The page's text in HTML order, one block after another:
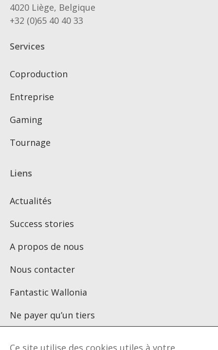
4020 Liège, Belgique
+32 (0)65 40 40 33
Services
Coproduction
Entreprise
Gaming
Tournage
Liens
Actualités
Success stories
A propos de nous
Nous contacter
Fantastic Wallonia
Ne payer qu’un tiers
Ce site utilise des cookies utiles à votre